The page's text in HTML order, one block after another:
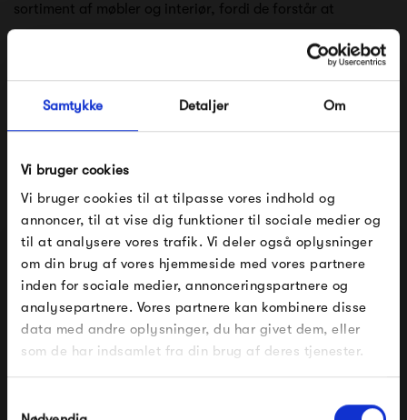
Samtykke Detaljer Om
Vi bruger cookies
Vi bruger cookies til at tilpasse vores indhold og
annoncer, til at vise dig funktioner til sociale medier og
til at analysere vores trafik. Vi deler også oplysninger
om din brug af vores hjemmeside med vores partnere
inden for sociale medier, annonceringspartnere og
analysepartnere. Vores partnere kan kombinere disse
data med andre oplysninger, du har givet dem, eller
som de har indsamlet fra din brug af deres tjenester.
sortiment af møbler og interiør, fordi de forstår at
samarbejdet med arkitekter og designere. Sammenkogt er
Vitra: solide produkter i materialer af høj kvalitet, lang
Produkter fra samme kategori
FÅ 10% PÅ DIN NÆSTE ORDRE
Indtast din e-mail, så sender vi rabatkoden til dig på
mail. Minimumsbeløb er 499 kr. for at indløse
rabatten.
Gælder ikke på produkter fra Fermob, File Under